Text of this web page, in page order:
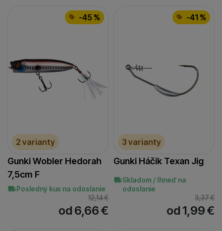
-45 %
2 varianty
Gunki Wobler Hedorah
7,5cm F
Posledný kus na odoslanie
12,14€
od 6,66€
-41 %
3 varianty
Gunki Háčik Texan Jig
Skladom / Ihneď na
odoslanie
3,37€
od 1,99€